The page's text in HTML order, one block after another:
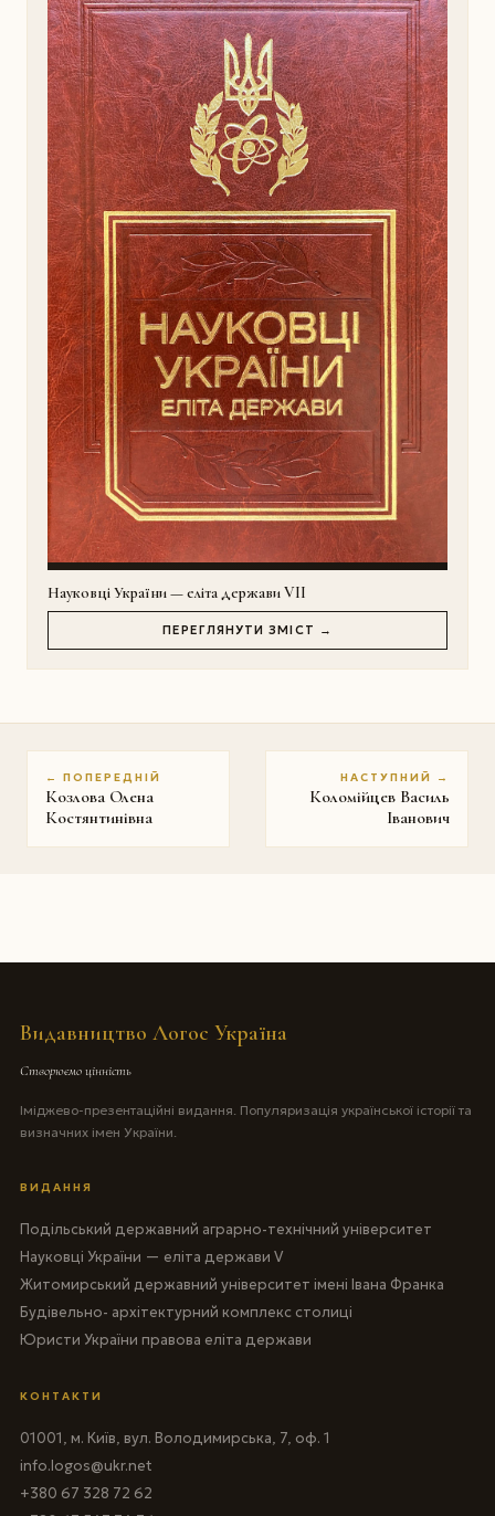
Науковці України — еліта держави VII
ПЕРЕГЛЯНУТИ ЗМІСТ →
← ПОПЕРЕДНІЙ
Козлова Олена
Костянтинівна
НАСТУПНИЙ →
Коломійцев Василь
Іванович
Видавництво Логос Україна
Створюємо цінність
Іміджево-презентаційні видання. Популяризація української історії та
визначних імен України.
ВИДАННЯ
Подільський державний аграрно-технічний університет
Науковці України — еліта держави V
Житомирський державний університет імені Івана Франка
Будівельно- архітектурний комплекс столиці
Юристи України правова еліта держави
КОНТАКТИ
01001, м. Київ, вул. Володимирська, 7, оф. 1
info.logos@ukr.net
+380 67 328 72 62